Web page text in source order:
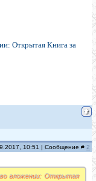
Открытая Книга за
10:51 | Сообщение # 2
вложении: Открытая